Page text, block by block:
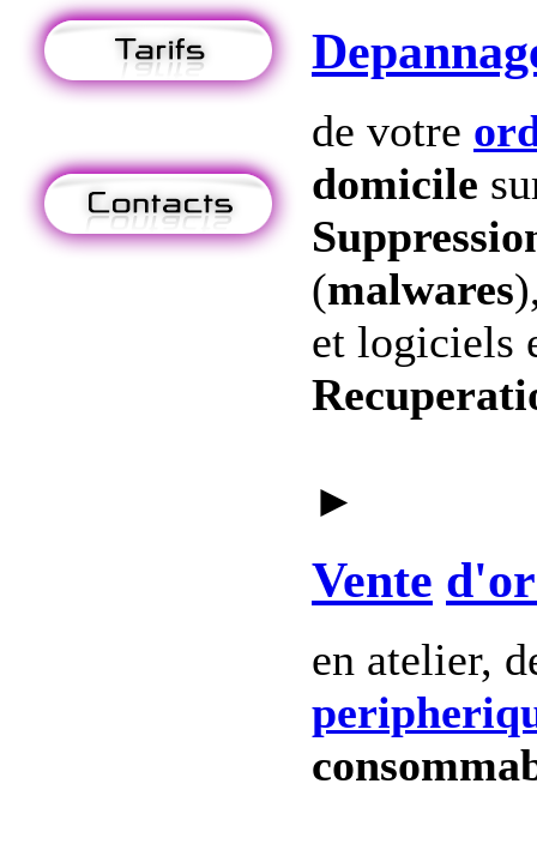
de votre
domicile
(malwares
et logiciels
►
Vente
en atelier,